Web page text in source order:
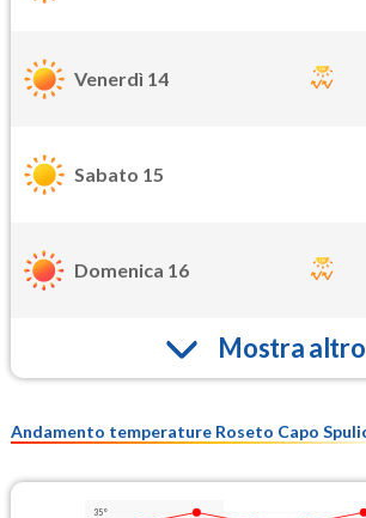
Venerdì 14
Sabato 15
Domenica 16
Mostra altro
Andamento temperature Roseto Capo
35°